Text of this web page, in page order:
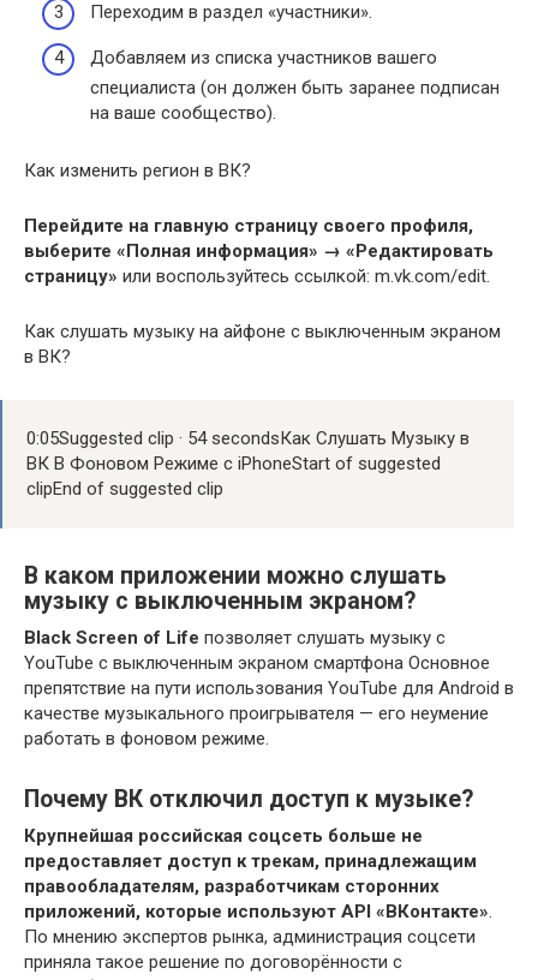
Переходим в раздел «участники».
Добавляем из списка участников вашего
специалиста (он должен быть заранее подписан
на ваше сообщество).
Как изменить регион в ВК?
Перейдите на главную страницу своего профиля,
выберите «Полная информация» → «Редактировать
страницу» или воспользуйтесь ссылкой: m.vk.com/edit.
Как слушать музыку на айфоне с выключенным экраном
в ВК?
0:05Suggested clip · 54 secondsКак Слушать Музыку в
ВК В Фоновом Режиме c iPhoneStart of suggested
clipEnd of suggested clip
В каком приложении можно слушать
музыку с выключенным экраном?
Black Screen of Life позволяет слушать музыку с
YouTube c выключенным экраном смартфона Основное
препятствие на пути использования YouTube для Android в
качестве музыкального проигрывателя — его неумение
работать в фоновом режиме.
Почему ВК отключил доступ к музыке?
Крупнейшая российская соцсеть больше не
предоставляет доступ к трекам, принадлежащим
правообладателям, разработчикам сторонних
приложений, которые используют API «ВКонтакте».
По мнению экспертов рынка, администрация соцсети
приняла такое решение по договорённости с